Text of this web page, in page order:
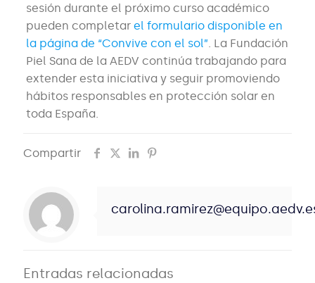
sesión durante el próximo curso académico
pueden completar el formulario disponible en
la página de “Convive con el sol”. La Fundación
Piel Sana de la AEDV continúa trabajando para
extender esta iniciativa y seguir promoviendo
hábitos responsables en protección solar en
toda España.
Compartir
Entradas relacionadas